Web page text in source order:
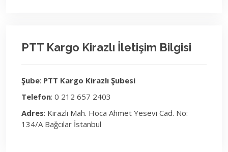
PTT Kargo Kirazlı İletişim Bilgisi
Şube: PTT Kargo Kirazlı Şubesi
Telefon: 0 212 657 2403
Adres: Kirazlı Mah. Hoca Ahmet Yesevi Cad. No:
134/A Bağcılar İstanbul